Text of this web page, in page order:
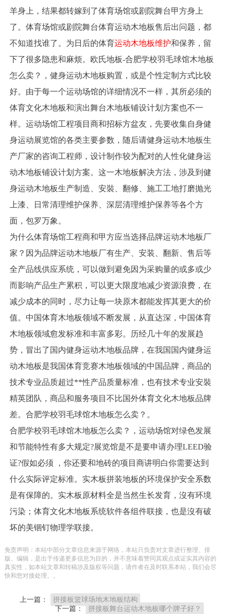
羊身上，结果都转嫁到了体育场馆或剧院舞台甲方身上
了。体育场馆或剧院舞台体育运动木地板售后出问题，都
不知道找谁了。为日后的体育运动木地板维护和保养，留
下了很多隐患和麻烦。欧氏地板-合肥学校羽毛球馆木地板
怎么卖？，健身运动木地板购置，或是个性定制方式比较
好。由于每一个运动场馆的详细情况不一样，其所必须的
体育文化木地板和演出舞台木地板铺设计划方案也不一
样。运动场馆工程项目商和招标方盆友，先要收集自身健
身运动展览馆的各类主要参数，随后请健身运动木地板生
产厂家的咨询工程师，设计制作较为配对的人性化健身运
动木地板铺设计划方案。这一木地板解决方法，涉及到健
身运动木地板生产制造、安裝、翻修、施工工地打磨抛光
上漆、日常清理维护保养、深层清理维护保养等各个方
面，包罗万象。
为什么体育场馆工程商和甲方应当选择品牌运动木地板厂
家？因为品牌运动木地板厂有生产、安装、翻新、售后等
全产品线供应系统，可以做到避免因为采购量的或多或少
而影响产品生产累积，可以更大限度地减少资源浪费，在
减少成本的同时，尽力让每一块原木都能发挥其更大的价
值。中国体育木地板领域不断发展，从直达深，中国体育
木地板领域愈发标准和丰富多彩。历经几十年的发展趋
势，冒出了国内健身运动木地板品牌，在我国国内健身运
动木地板是我国体育竞赛木地板领域的中国品牌，商品的
技术专业品质超过**性产品质量标准，也有技术专业安裝
精英团队，商品和服务项目不比国外体育文化木地板品牌
差。合肥学校羽毛球馆木地板怎么卖？。
合肥学校羽毛球馆木地板怎么卖？，运动场馆对绿色发展
和节能特性有多大规定?展览馆是不是要申请办理LEED验
证?假如必须 ，你还要和地砖的项目商讲明白你需要达到
什么实际评定标准。实木板拼装地板的环境保护安全系数
是有保障的。实木板原材料全是当然生长发育，沒有环境
污染；体育文化木地板系统软件各组件联接，也是沒有破
坏的美锢钉物理学联接。
免责声明：本站中部分文章信息来源于网络，本站只负责对文章进行整理、排
版、编辑，是出于传递更多信息为目的，并不意味着赞同其观点或证实其内容的
真实性，如本站文章和转稿涉及版权等问题，请作者在及时联系本站，我们会尽
快和您对接处理。。
上一篇：
拼接板篮球场地木地板结构
下一篇：
拼接板舞台运动木地板哪个牌子好？